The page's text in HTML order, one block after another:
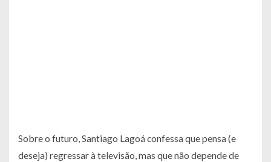
Sobre o futuro, Santiago Lagoá confessa que pensa (e
deseja) regressar à televisão, mas que não depende de